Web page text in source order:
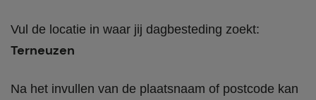
Vul de locatie in waar jij dagbesteding zoekt:
Terneuzen
Na het invullen van de plaatsnaam of postcode kan